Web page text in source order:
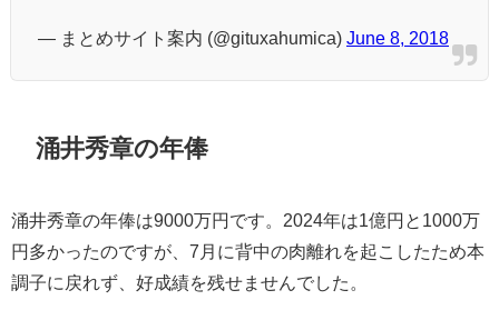
— まとめサイト案内 (@gituxahumica) June 8, 2018
涌井秀章の年俸
涌井秀章の年俸は9000万円です。2024年は1億円と1000万
円多かったのですが、7月に背中の肉離れを起こしたため本
調子に戻れず、好成績を残せませんでした。